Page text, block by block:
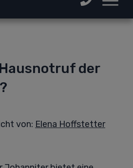
der
von: Elena Hoffstetter